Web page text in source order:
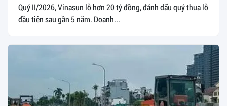
Quý II/2026, Vinasun lỗ hơn 20 tỷ đồng, đánh dấu quý thua lỗ
đầu tiên sau gần 5 năm. Doanh...